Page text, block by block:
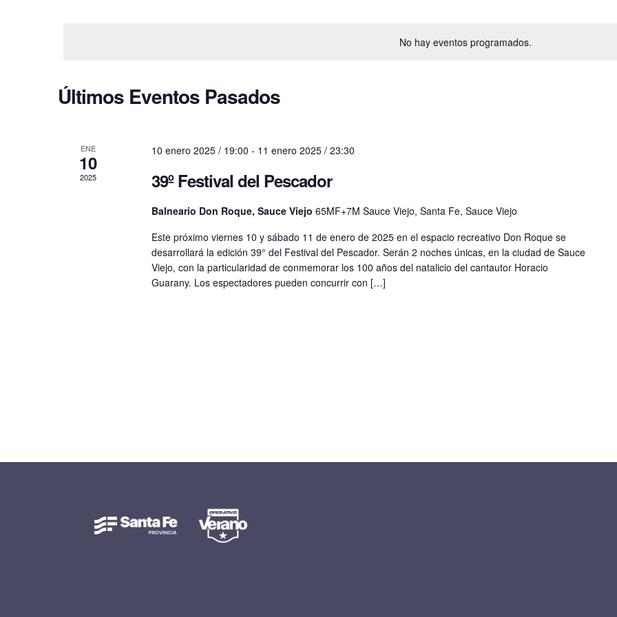
No hay eventos programados.
palabra
Últimos Eventos Pasados
ENE
10
2025
10 enero 2025 / 19:00 - 11 enero 2025 / 23:30
39º Festival del Pescador
Balneario Don Roque, Sauce Viejo 65MF+7M Sauce Viejo, Santa Fe, Sauce Viejo
Este próximo viernes 10 y sábado 11 de enero de 2025 en el espacio recreativo Don Roque se
desarrollará la edición 39° del Festival del Pescador. Serán 2 noches únicas, en la ciudad de Sauce
Viejo, con la particularidad de conmemorar los 100 años del natalicio del cantautor Horacio
Guarany. Los espectadores pueden concurrir con […]